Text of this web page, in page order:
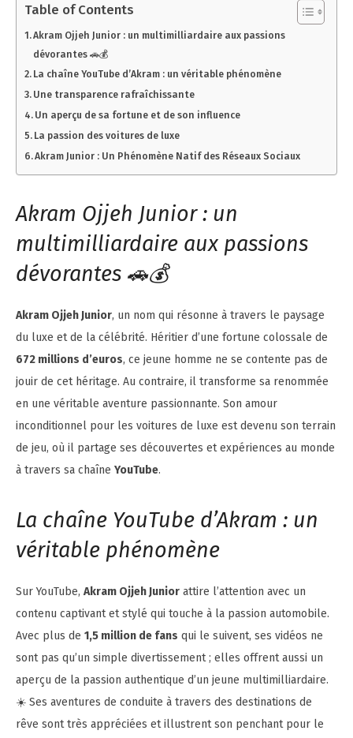
Table of Contents
Akram Ojjeh Junior : un multimilliardaire aux passions
dévorantes 🚗💰
La chaîne YouTube d’Akram : un véritable phénomène
Une transparence rafraîchissante
Un aperçu de sa fortune et de son influence
La passion des voitures de luxe
Akram Junior : Un Phénomène Natif des Réseaux Sociaux
Akram Ojjeh Junior : un
multimilliardaire aux passions
dévorantes 🚗💰
Akram Ojjeh Junior, un nom qui résonne à travers le paysage
du luxe et de la célébrité. Héritier d’une fortune colossale de
672 millions d’euros, ce jeune homme ne se contente pas de
jouir de cet héritage. Au contraire, il transforme sa renommée
en une véritable aventure passionnante. Son amour
inconditionnel pour les voitures de luxe est devenu son terrain
de jeu, où il partage ses découvertes et expériences au monde
à travers sa chaîne YouTube.
La chaîne YouTube d’Akram : un
véritable phénomène
Sur YouTube, Akram Ojjeh Junior attire l’attention avec un
contenu captivant et stylé qui touche à la passion automobile.
Avec plus de 1,5 million de fans qui le suivent, ses vidéos ne
sont pas qu’un simple divertissement ; elles offrent aussi un
aperçu de la passion authentique d’un jeune multimilliardaire.
☀️ Ses aventures de conduite à travers des destinations de
rêve sont très appréciées et illustrent son penchant pour le